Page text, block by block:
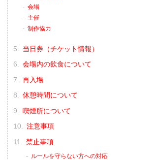
会場
主催
制作協力
当日券（チケット情報）
会場内の飲食について
再入場
休憩時間について
喫煙所について
注意事項
禁止事項
ルールを守らない方への対応